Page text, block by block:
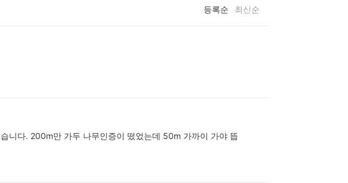
등록순 최신순
니다. 200m만 가두 나무인증이 떴었는데 50m 가까이 가야 뜹